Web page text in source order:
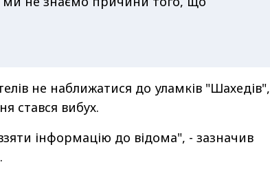
не наближатися до уламків "Шахедів",
стався вибух.
інформацію до відома", - зазначив